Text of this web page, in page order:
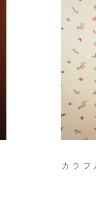
カラ